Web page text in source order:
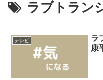
ラブトラン
テレビ
ラ
康